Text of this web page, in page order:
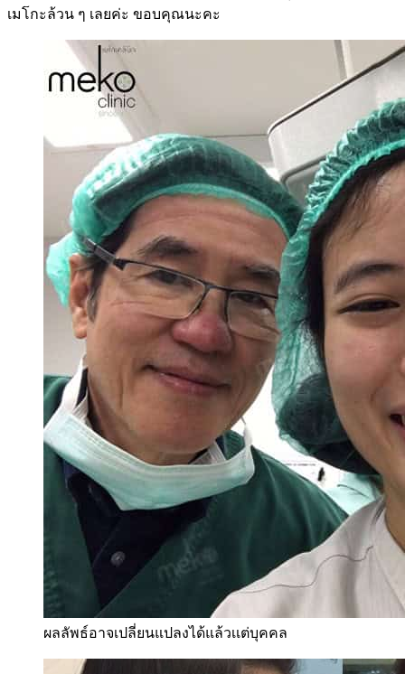
เมโกะล้วน ๆ เลยค่ะ ขอบคุณนะคะ
ผลลัพธ์อาจเปลี่ยนแปลงได้แล้วเเต่บุคคล